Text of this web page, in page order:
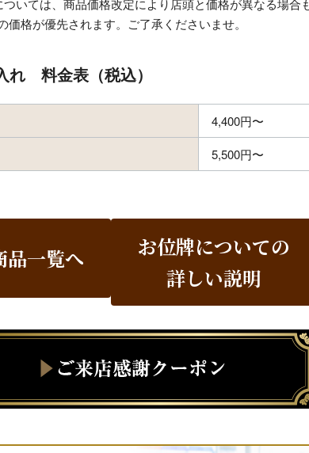
いては、商品価格改定により店頭と価格が異なる場合
格が優先されます。ご了承くださいませ。
料金表（税込）
4,400円〜
5,500円〜
品一覧へ
お位牌についての
詳しい説明